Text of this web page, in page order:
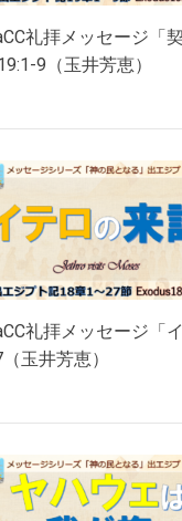
礼拝メッセージ「
9（玉井芳恵）
礼拝メッセージ「
玉井芳恵）